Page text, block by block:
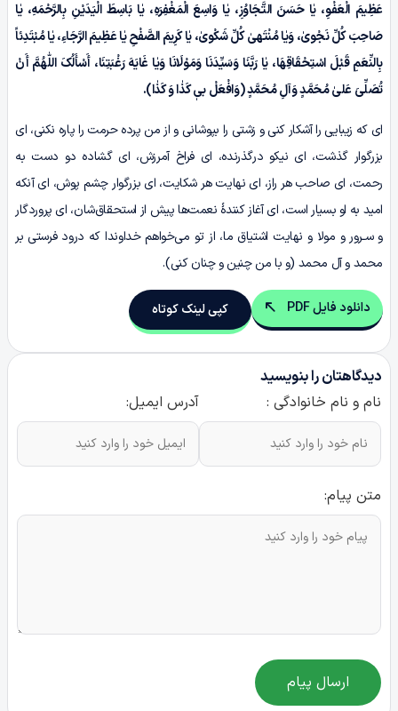
عَظِیمَ الْعَفْوِ، یٰا حَسَنَ التَّجَاوُزِ، یٰا وَاسِعَ الْمَغْفِرَهِ، یٰا بَاسِطَ الْیَدَیْنِ بِالرَّحْمَهِ، یٰا
صَاحِبَ کُلِّ نَجْوىٰ، وَیٰا مُنْتَهىٰ کُلِّ شَکْوىٰ، یٰا کَرِیمَ الصَّفْحِ یٰا عَظِیمَ الرَّجَاءِ، یٰا مُبْتَدِئاً
بِالنِّعَمِ قَبْلَ اسْتِحْقَاقِهَا، یٰا رَبَّنَا وَسَیِّدَنَا وَمَوْلَانَا وَیٰا غَایَهَ رَغْبَتِنَا، أَسْأَلُکَ اللّٰهُمَّ أَنْ
تُصَلِّیَ عَلیٰ مُحَمَّدٍ وَآلِ مُحَمَّدٍ (وَافْعَلْ بیٖ کَذٰا وَ کَذٰا).
ای که زیبایی را آشکار کنی و زشتی را بپوشانی و از من پرده حرمت را پاره نکنی، ای
بزرگوار گذشت، ای نیکو درگذرنده، ای فراخ آمرزش، ای گشاده دو دست به
رحمت، ای صاحب هر راز، ای نهایت هر شکایت، ای بزرگوار چشم پوش، ای آنکه
امید به او بسیار است، ای آغاز کنندۀ نعمت‌ها پیش از استحقاق‌شان، ای پروردگار
و سـرور و مولا و نهایت اشتیاق ما، از تو می‌خواهم خداوندا که درود فرستی بر
محمد و آل محمد (و با من چنین و چنان کنی).
دانلود فایل PDF کپی لینک کوتاه
دیدگاهتان را بنویسید
نام و نام خانوادگی :
آدرس ایمیل:
متن پیام:
ارسال پیام